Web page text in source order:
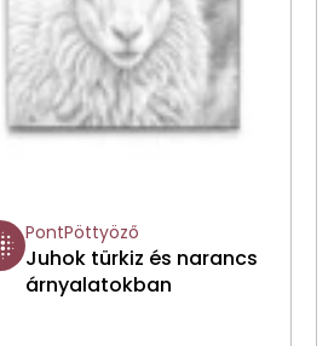
PontPöttyöző
Juhok türkiz és narancs
árnyalatokban